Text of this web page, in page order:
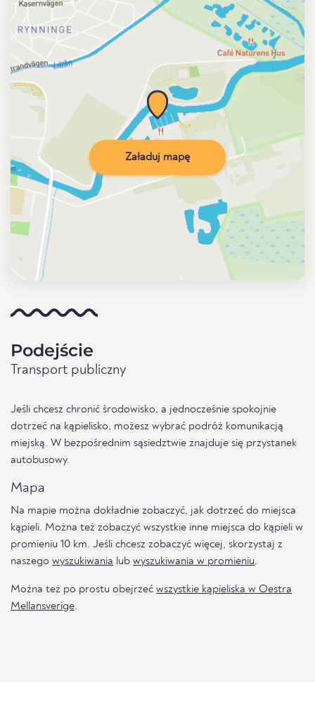
Załaduj mapę
Podejście
Transport publiczny
Jeśli chcesz chronić środowisko, a jednocześnie spokojnie
dotrzeć na kąpielisko, możesz wybrać podróż komunikacją
miejską. W bezpośrednim sąsiedztwie znajduje się przystanek
autobusowy.
Mapa
Na mapie można dokładnie zobaczyć, jak dotrzeć do miejsca
kąpieli. Można też zobaczyć wszystkie inne miejsca do kąpieli w
promieniu 10 km. Jeśli chcesz zobaczyć więcej, skorzystaj z
naszego wyszukiwania lub wyszukiwania w promieniu.
Można też po prostu obejrzeć wszystkie kąpieliska w Oestra
Mellansverige.